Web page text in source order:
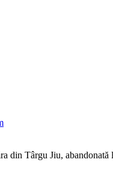
din Târgu Jiu,